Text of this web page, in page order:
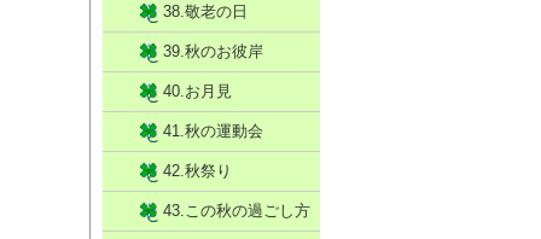
38.敬老の日
39.秋のお彼岸
40.お月見
41.秋の運動会
42.秋祭り
43.この秋の過ごし方